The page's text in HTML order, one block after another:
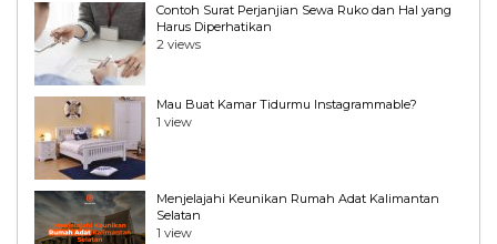
Contoh Surat Perjanjian Sewa Ruko dan Hal yang
Harus Diperhatikan
2 views
Mau Buat Kamar Tidurmu Instagrammable?
1 view
Menjelajahi Keunikan Rumah Adat Kalimantan
Selatan
1 view